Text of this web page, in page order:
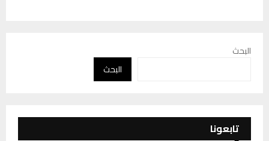
البحث
البحث
تابعونا